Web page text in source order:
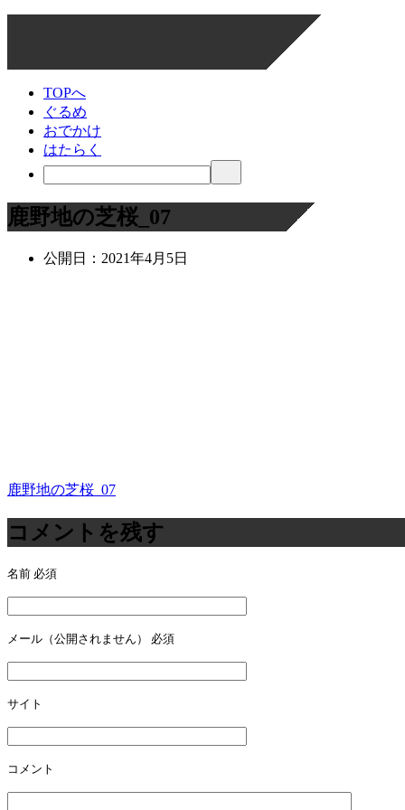
TOPへ
ぐるめ
おでかけ
はたらく
鹿野地の芝桜_07
公開日： 2021年4月5日
投
稿
ナ
ビ
ゲ
ー
シ
ョ
ン
鹿野地の芝桜_07
コメントを残す
名前 必須
メール（公開されません） 必須
サイト
コメント